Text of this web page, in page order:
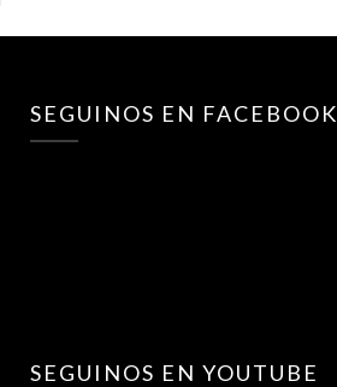
SEGUINOS EN FACEBOOK
SEGUINOS EN YOUTUBE